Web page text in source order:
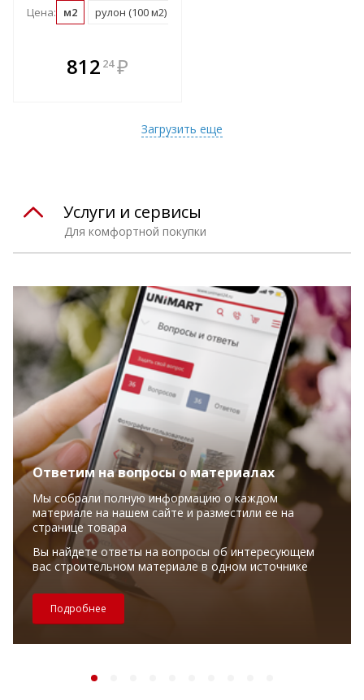
Цена: м2 рулон (100 м2)
812 24 ₽
Загрузить еще
Для комфортной покупки
Услуги и сервисы
Ответим на вопросы о материалах
Мы собрали полную информацию о каждом
материале на нашем сайте и разместили ее на
странице товара
Вы найдете ответы на вопросы об интересующем
вас строительном материале в одном источнике
Подробнее